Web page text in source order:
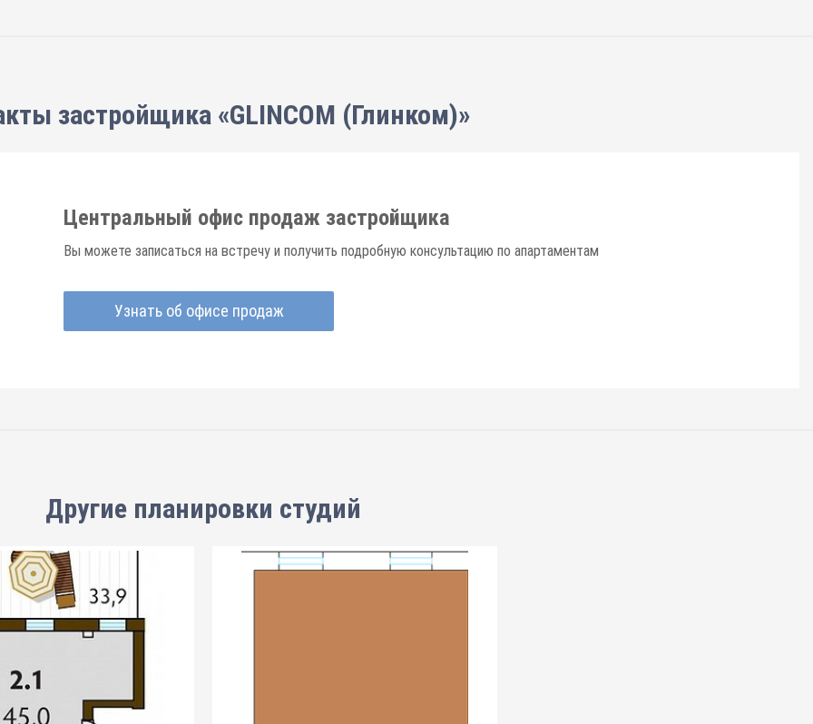
застройщика «GLINCOM (Глинком)»
Центральный офис продаж застройщика
Вы можете записаться на встречу и получить подробную консультацию по апартаментам
Узнать об офисе продаж
Другие планировки студий